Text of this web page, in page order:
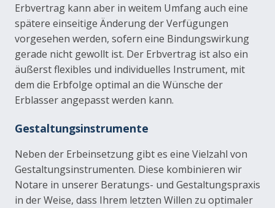
Erbvertrag kann aber in weitem Umfang auch eine
spätere einseitige Änderung der Verfügungen
vorgesehen werden, sofern eine Bindungswirkung
gerade nicht gewollt ist. Der Erbvertrag ist also ein
äußerst flexibles und individuelles Instrument, mit
dem die Erbfolge optimal an die Wünsche der
Erblasser angepasst werden kann.
Gestaltungsinstrumente
Neben der Erbeinsetzung gibt es eine Vielzahl von
Gestaltungsinstrumenten. Diese kombinieren wir
Notare in unserer Beratungs- und Gestaltungspraxis
in der Weise, dass Ihrem letzten Willen zu optimaler